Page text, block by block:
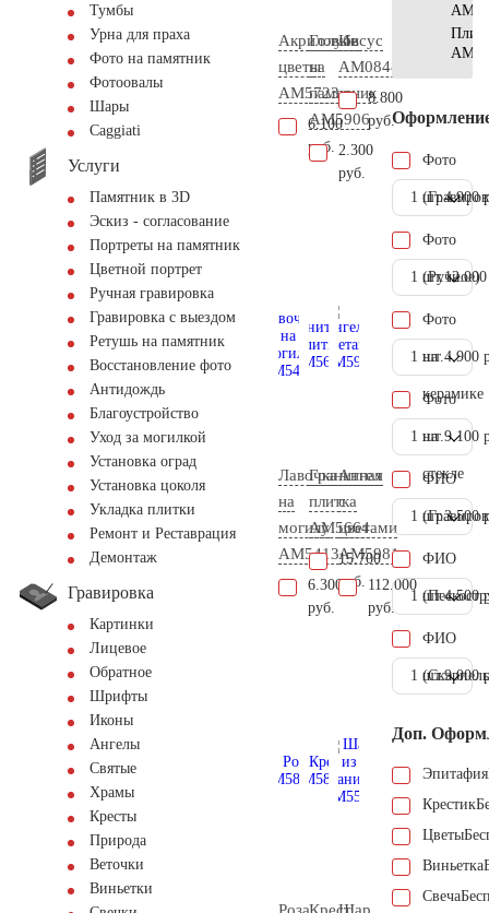
Тумбы
Урна для праха
Фото на памятник
Фотоовалы
Шары
Сaggiati
Услуги
Памятник в 3D
Эскиз - согласование
Портреты на памятник
Цветной портрет
Ручная гравировка
Гравировка с выездом
Ретушь на памятник
Восстановление фото
Антидождь
Благоустройство
Уход за могилкой
Установка оград
Установка цоколя
Укладка плитки
Ремонт и Реставрация
Демонтаж
Гравировка
Картинки
Лицевое
Обратное
Шрифты
Иконы
Ангелы
Святые
Храмы
Кресты
Природа
Веточки
Виньетки
Акриловые
цветы
AM5723
6.100
руб.
Голубь
на
памятник
AM5906
2.300
руб.
Иисус
AM0848
8.800
руб.
Лавочка
на
могилу
AM5413
6.300
руб.
Гранитная
плитка
AM5664
15.700
руб.
Ангел
с
цветами
AM5981
112.000
руб.
РозаКрестШар
Фото
1 шт.4.900
Фото
(Ручное)
1 шт.
Фото
на
керамике
1 шт. 4.900
Фото
на
стекле
1 шт. 9.100
ФИО
1 шт.3.500
ФИО
1 шт.4.500
ФИО
1 шт.9.000
Доп.
Эпитафия
Крестик
Цветы
Виньетка
Свеча